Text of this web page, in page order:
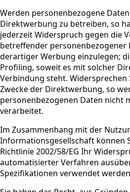
Werden personenbezogene
Direktwerbung zu betreiben, so
jederzeit Widerspruch gegen die
betreffender personenbezogener
derartiger Werbung einzulegen;
Profiling, soweit es mit solcher
Verbindung steht.
Zwecke der Direktwerbung, so
personenbezogenen Daten nicht
verarbeitet.
Im Zusammenhang mit der
Informationsgesellschaft können
Richtlinie 2002/58/EG Ihr
automatisierter Verfahren
Spezifikationen verwendet